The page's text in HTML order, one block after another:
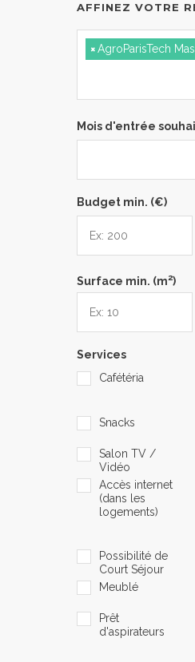
AFFINEZ VOTRE
×AgroParisTech
Mois d'entrée
Budget min. (€)
Surface min. (m2)
Services
Cafétéria
Snacks
Salon TV /
Vidéo
Accès internet
(dans les
logements)
Possibilité de
Court Séjour
Meublé
Prêt
d'aspirateurs